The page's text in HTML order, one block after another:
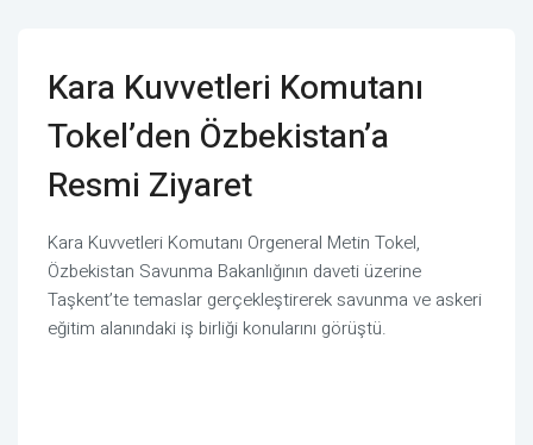
Kara Kuvvetleri Komutanı
Tokel’den Özbekistan’a
Resmi Ziyaret
Kara Kuvvetleri Komutanı Orgeneral Metin Tokel,
Özbekistan Savunma Bakanlığının daveti üzerine
Taşkent’te temaslar gerçekleştirerek savunma ve askeri
eğitim alanındaki iş birliği konularını görüştü.